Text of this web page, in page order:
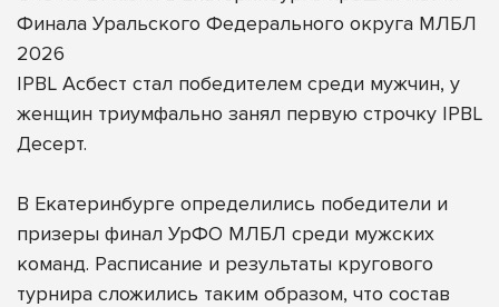
Финала Уральского Федерального округа МЛБЛ
2026
IPBL Асбест стал победителем среди мужчин, у
женщин триумфально занял первую строчку IPBL
Десерт.
В Екатеринбурге определились победители и
призеры финал УрФО МЛБЛ среди мужских
команд. Расписание и результаты кругового
турнира сложились таким образом, что состав